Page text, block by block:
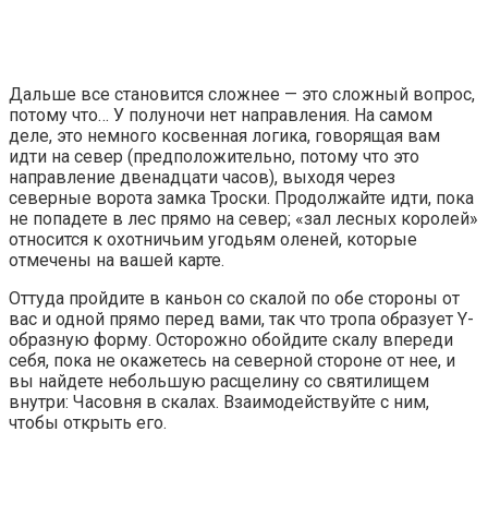
Дальше все становится сложнее — это сложный вопрос,
потому что… У полуночи нет направления. На самом
деле, это немного косвенная логика, говорящая вам
идти на север (предположительно, потому что это
направление двенадцати часов), выходя через
северные ворота замка Троски. Продолжайте идти, пока
не попадете в лес прямо на север; «зал лесных королей»
относится к охотничьим угодьям оленей, которые
отмечены на вашей карте.
Оттуда пройдите в каньон со скалой по обе стороны от
вас и одной прямо перед вами, так что тропа образует Y-
образную форму. Осторожно обойдите скалу впереди
себя, пока не окажетесь на северной стороне от нее, и
вы найдете небольшую расщелину со святилищем
внутри: Часовня в скалах. Взаимодействуйте с ним,
чтобы открыть его.